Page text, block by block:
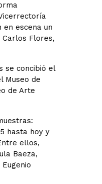
escena un
Flores,
se concibió el
Museo de
de Arte
hasta hoy y
ellos,
Baeza,